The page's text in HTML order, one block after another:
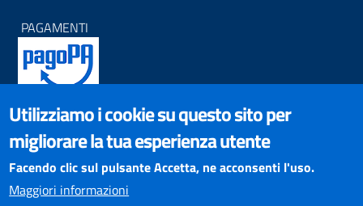
PAGAMENTI
SOCIAL NETWORKS
Pagina Facebook
Profilo Instagram
Canale YouTube
Utilizziamo i cookie su questo sito per
migliorare la tua esperienza utente
Facendo clic sul pulsante Accetta, ne acconsenti l'uso.
Maggiori informazioni